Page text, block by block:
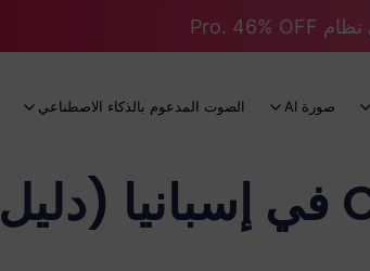
صورة AI الصوت المدعوم بالذكاء الاصطناعي
سعر اشتراك ChatGPT Plus في إسبانيا (دليل